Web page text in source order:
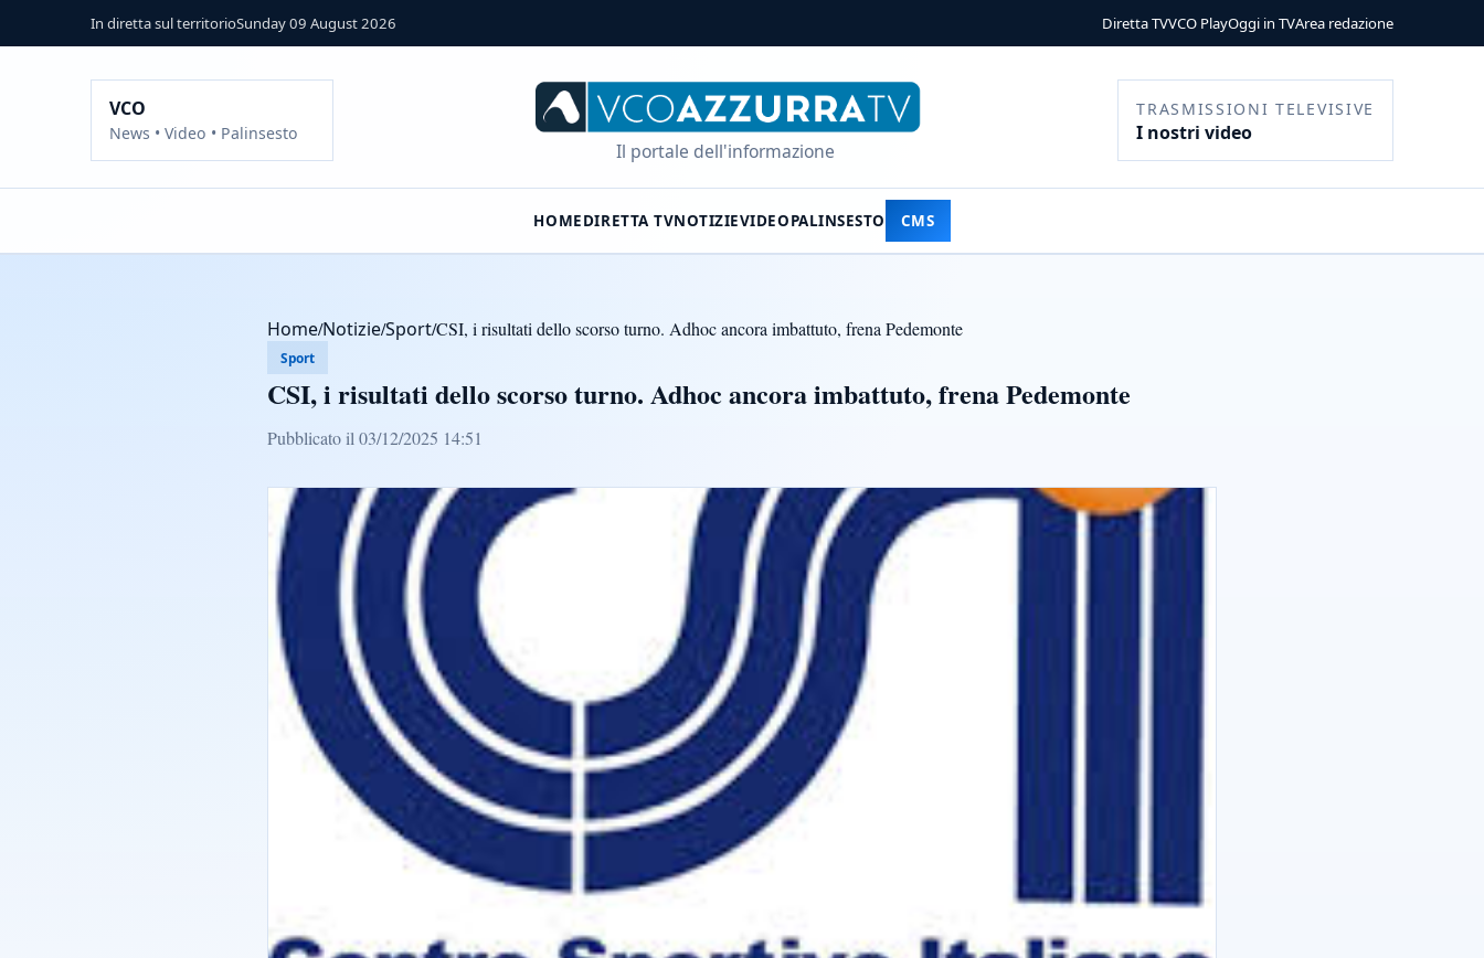
In diretta sul territorioSunday 09 August 2026 Diretta TVVCO PlayOggi in TVArea redazione
VCO
News • Video • Palinsesto
Il portale dell'informazione
TRASMISSIONI TELEVISIVE
I nostri video
HOMEDIRETTA TVNOTIZIEVIDEOPALINSESTO CMS
Home/Notizie/Sport/CSI, i risultati dello scorso turno. Adhoc ancora imbattuto, frena Pedemonte
Sport
CSI, i risultati dello scorso turno. Adhoc ancora imbattuto, frena Pedemonte
Pubblicato il 03/12/2025 14:51